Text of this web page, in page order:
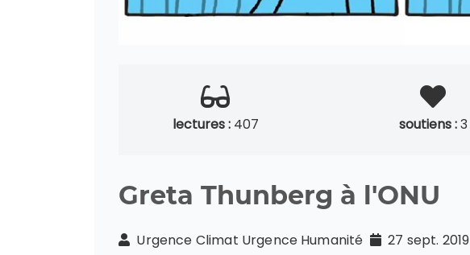
lectures :407 soutiens :3
Greta Thunberg à l'ONU
Urgence Climat Urgence Humanité 27 sept. 2019